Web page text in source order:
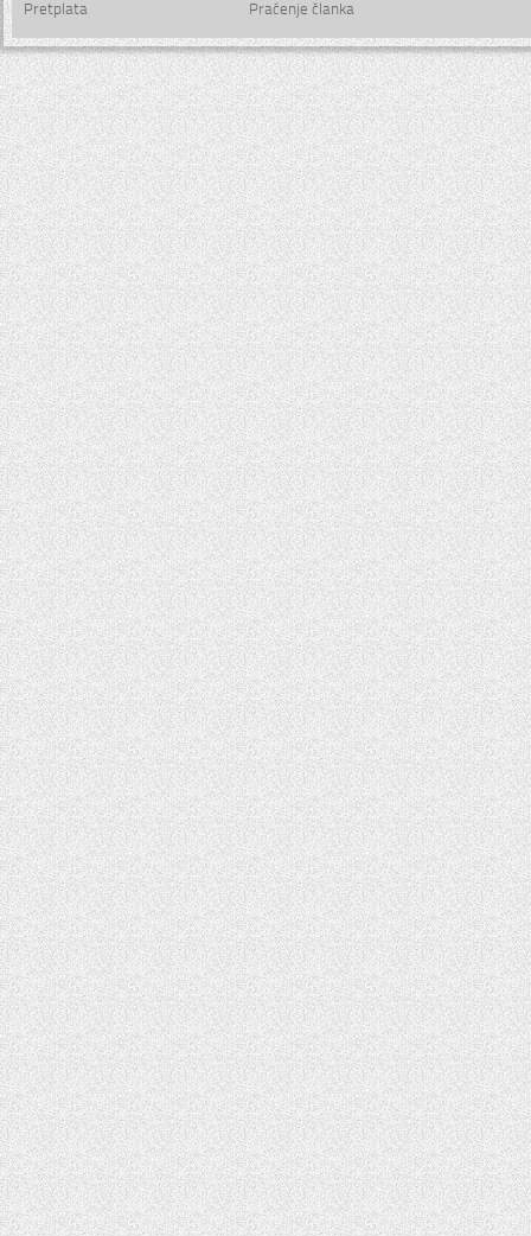
Pretplata Praćenje članka